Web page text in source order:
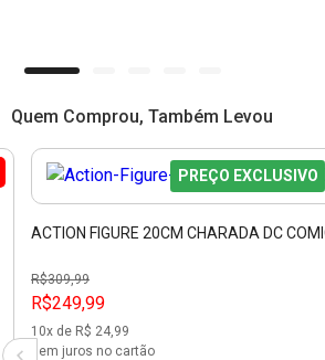
Quem Comprou, Também Levou
PREÇO EXCLUSIVO
ACTION FIGURE 20CM CHARADA DC
R$309,99
R$249,99
10x de R$ 24,99
sem juros no cartão